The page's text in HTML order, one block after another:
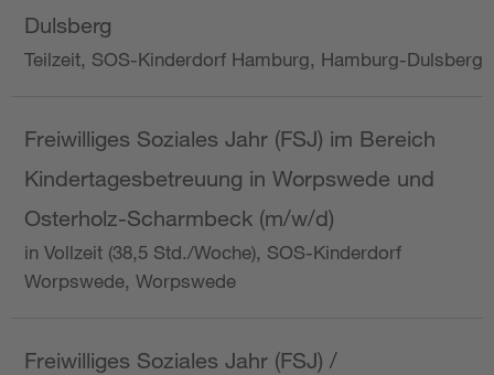
Dulsberg
Teilzeit, SOS-Kinderdorf Hamburg, Hamburg-Dulsberg
Freiwilliges Soziales Jahr (FSJ) im Bereich
Kindertagesbetreuung in Worpswede und
Osterholz-Scharmbeck (m/w/d)
in Vollzeit (38,5 Std./Woche), SOS-Kinderdorf
Worpswede, Worpswede
Freiwilliges Soziales Jahr (FSJ) /